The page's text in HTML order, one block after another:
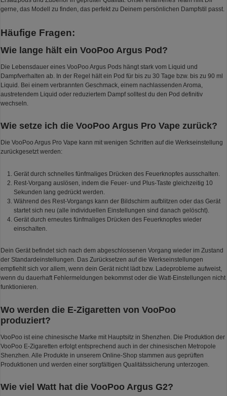
gerne, das Modell zu finden, das perfekt zu Deinem persönlichen Dampfstil passt.
Häufige Fragen:
Wie lange hält ein VooPoo Argus Pod?
Die Lebensdauer eines VooPoo Argus Pods hängt stark vom Liquid und
Dampfverhalten ab. In der Regel hält ein Pod für bis zu 30 Tage bzw. bis zu 90 ml
Liquid. Bei einem verbrannten Geschmack, einem nachlassenden Aroma,
austretendem Liquid oder reduziertem Dampf solltest du den Pod definitiv
wechseln.
Wie setze ich die VooPoo Argus Pro Vape zurück?
Die VooPoo Argus Pro Vape kann mit wenigen Schritten auf die Werkseinstellung
zurückgesetzt werden:
Gerät durch schnelles fünfmaliges Drücken des Feuerknopfes ausschalten.
Rest-Vorgang auslösen, indem die Feuer- und Plus-Taste gleichzeitig 10
Sekunden lang gedrückt werden.
Während des Rest-Vorgangs kann der Bildschirm aufblitzen oder das Gerät
startet sich neu (alle individuellen Einstellungen sind danach gelöscht).
Gerät durch erneutes fünfmaliges Drücken des Feuerknopfes wieder
einschalten.
Dein Gerät befindet sich nach dem abgeschlossenen Vorgang wieder im Zustand
der Standardeinstellungen. Das Zurücksetzen auf die Werkseinstellungen
empfiehlt sich vor allem, wenn dein Gerät nicht lädt bzw. Ladeprobleme aufweist,
wenn du dauerhaft Fehlermeldungen bekommst oder die Watt-Einstellungen nicht
funktionieren.
Wo werden die E-Zigaretten von VooPoo
produziert?
VooPoo ist eine chinesische Marke mit Hauptsitz in Shenzhen. Die Produktion der
VooPoo E-Zigaretten erfolgt entsprechend auch in der chinesischen Metropole
Shenzhen. Alle Produkte in unserem Online-Shop stammen aus geprüften
Produktionen und werden einer sorgfältigen Qualitätssicherung unterzogen.
Wie viel Watt hat die VooPoo Argus G2?